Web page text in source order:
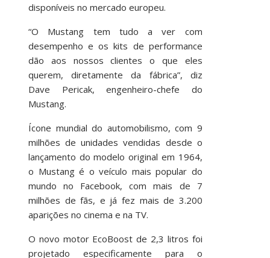
disponíveis no mercado europeu.
“O Mustang tem tudo a ver com
desempenho e os kits de performance
dão aos nossos clientes o que eles
querem, diretamente da fábrica”, diz
Dave Pericak, engenheiro-chefe do
Mustang.
Ícone mundial do automobilismo, com 9
milhões de unidades vendidas desde o
lançamento do modelo original em 1964,
o Mustang é o veículo mais popular do
mundo no Facebook, com mais de 7
milhões de fãs, e já fez mais de 3.200
aparições no cinema e na TV.
O novo motor EcoBoost de 2,3 litros foi
projetado especificamente para o